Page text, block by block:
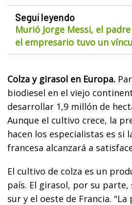
Seguí leyendo
Murió Jorge Messi, el
el empresario tuvo un
Colza y girasol en Europa.
biodiesel en el viejo
desarrollar 1,9 millón de
Aunque el cultivo crece, la
hacen los especialistas es si
francesa alcanzará a
El cultivo de colza es un
país. El girasol, por su parte,
sur y el oeste de Francia.